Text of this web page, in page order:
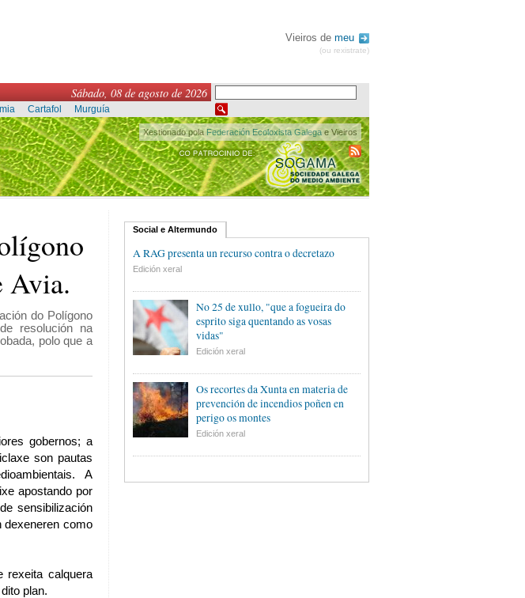
Vieiros de meu
(ou rexistrate)
Sábado, 08 de agosto de 2026
Cartafol Murguía
Xestionado pola Federación Ecoloxista Galegae Vieiros
Avia.
do Polígono
resolución na
polo que a
gobernos; a
son pautas
A
apostando por
sensibilización
dexeneren como
rexeita calquera
plan.
Social e Altermundo
A RAG presenta un recurso contra o decretazo
Edición xeral
No 25 de xullo, "que a fogueira do
esprito siga quentando as vosas
vidas"
Edición xeral
Os recortes da Xunta en materia de
prevención de incendios poñen en
perigo os montes
Edición xeral